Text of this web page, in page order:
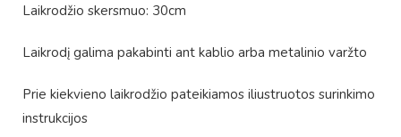
Laikrodžio skersmuo: 30cm
Laikrodį galima pakabinti ant kablio arba metalinio varžto
Prie kiekvieno laikrodžio pateikiamos iliustruotos surinkimo
instrukcijos